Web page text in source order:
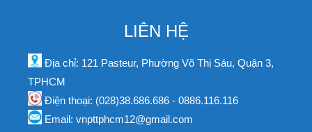
LIÊN HỆ
Địa chỉ: 121 Pasteur, Phường Võ Thị Sáu, Quận 3,
TPHCM
Điện thoại: (028)38.686.686 - 0886.116.116
Email: vnpttphcm12@gmail.com